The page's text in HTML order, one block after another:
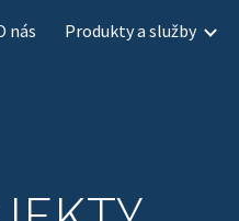
Skip to navigation
nás Produkty a služby